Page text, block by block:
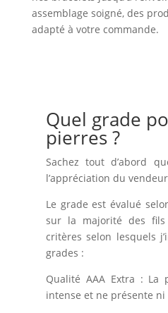
assemblage soigné, des
adapté à votre commande.
Quel grade
pierres ?
Sachez tout d’abord
l’appréciation du
Le grade est évalué
sur la majorité des
critères selon lesquels
grades :
Qualité AAA Extra : La
intense et ne présente